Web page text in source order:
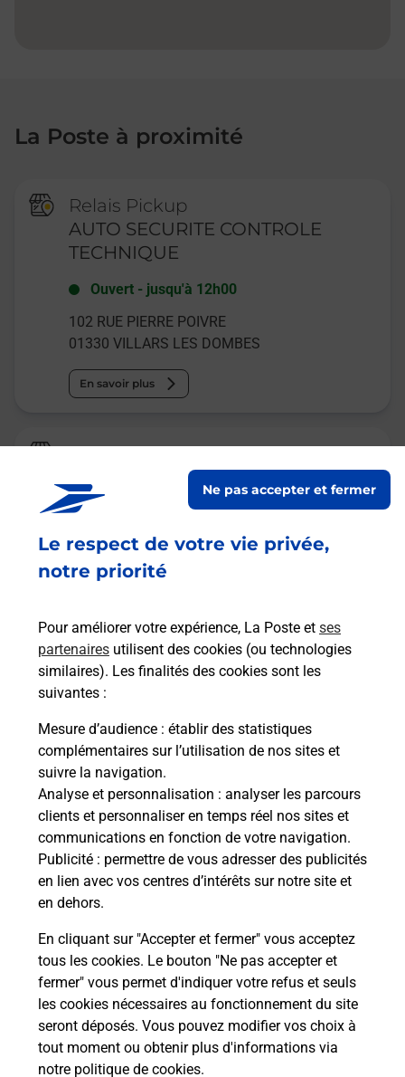
Le respect de votre vie privée,
notre priorité
Pour améliorer votre expérience, La Poste et ses
partenaires utilisent des cookies (ou technologies
similaires). Les finalités des cookies sont les
suivantes :
Mesure d’audience : établir des statistiques
complémentaires sur l’utilisation de nos sites et
suivre la navigation.
Analyse et personnalisation : analyser les parcours
clients et personnaliser en temps réel nos sites et
communications en fonction de votre navigation.
Publicité : permettre de vous adresser des publicités
en lien avec vos centres d’intérêts sur notre site et
en dehors.
En cliquant sur "Accepter et fermer" vous acceptez
tous les cookies. Le bouton "Ne pas accepter et
fermer" vous permet d'indiquer votre refus et seuls
les cookies nécessaires au fonctionnement du site
seront déposés. Vous pouvez modifier vos choix à
tout moment ou obtenir plus d'informations via
notre politique de cookies.
Ne pas accepter et fermer
La Poste à proximité
Relais Pickup
AUTO SECURITE CONTROLE
TECHNIQUE
Ouvert - jusqu'à 12h00
102 RUE PIERRE POIVRE
01330 VILLARS LES DOMBES
En savoir plus
La Poste Espace Clients Pro
VILLARS LES DOMBES PDC1
jusqu'à 09h30
513 RUE PIERRE POIVRE
01330 VILLARS LES DOMBES
Malin !
La Poste
en ligne
Ouvert 24h/24
En savoir plus
VILLARS LES DOMBES
CONSIGNE PICKUP SUPER U VILLARS